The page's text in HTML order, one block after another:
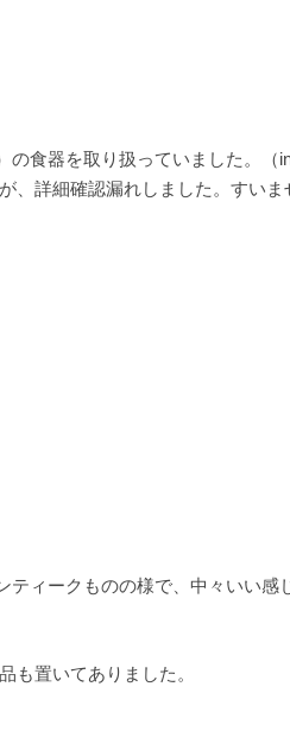
の食器を取り扱っていました。（
、詳細確認漏れしました。すいま
ティークものの様で、中々いい感
も置いてありました。